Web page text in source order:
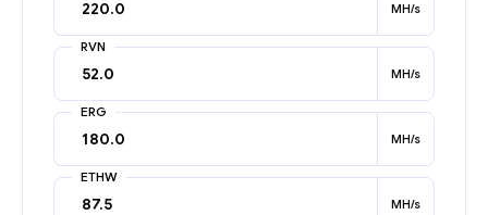
MH/s
RVN
MH/s
ERG
MH/s
ETHW
MH/s